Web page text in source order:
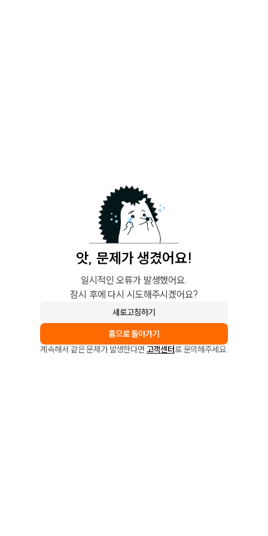
앗, 문제가 생겼어요!
일시적인 오류가 발생했어요.
잠시 후에 다시 시도해주시겠어요?
새로고침하기
홈으로 돌아가기
계속해서 같은 문제가 발생한다면 고객센터로 문의해주세요.